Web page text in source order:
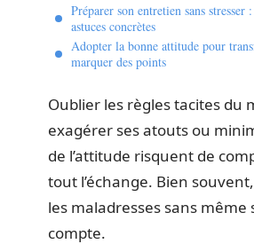
Préparer son entretien sans stresser
astuces concrètes
Adopter la bonne attitude pour
marquer des points
Oublier les règles tacites du
exagérer ses atouts ou
de l’attitude risquent de
tout l’échange. Bien
les maladresses sans même
compte.